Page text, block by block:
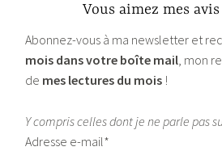
Vous aimez mes
Abonnez-vous à ma newsletter et
mois dans votre boîte mail, mon
de mes lectures du mois !
Y compris celles dont je ne parle pas
Adresse e-mail*